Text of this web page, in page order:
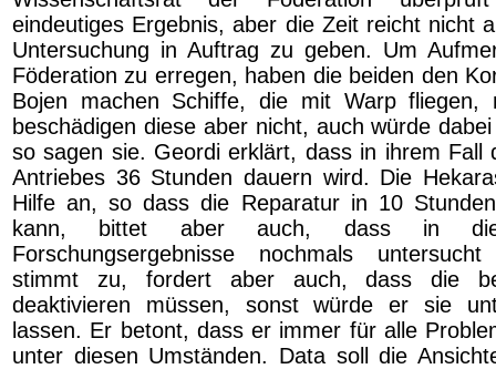
eindeutiges Ergebnis, aber die Zeit reicht nicht
Untersuchung in Auftrag zu geben. Um
Föderation zu erregen, haben die beiden den
Bojen machen Schiffe, die mit Warp fliegen,
beschädigen diese aber nicht, auch würde
so sagen sie. Geordi erklärt, dass in ihrem Fall
Antriebes 36 Stunden dauern wird. Die
Hilfe an, so dass die Reparatur in 10
kann, bittet aber auch, dass in
Forschungsergebnisse nochmals
stimmt zu, fordert aber auch, dass die
deaktivieren müssen, sonst würde er sie
lassen. Er betont, dass er immer für alle
unter diesen Umständen. Data soll die